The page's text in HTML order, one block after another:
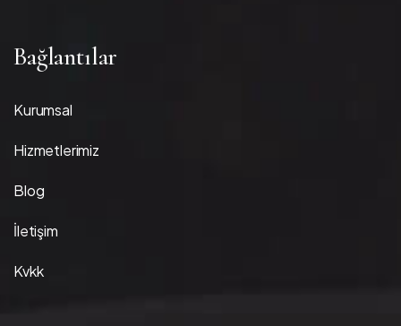
Bağlantılar
Kurumsal
Hizmetlerimiz
Blog
İletişim
Kvkk